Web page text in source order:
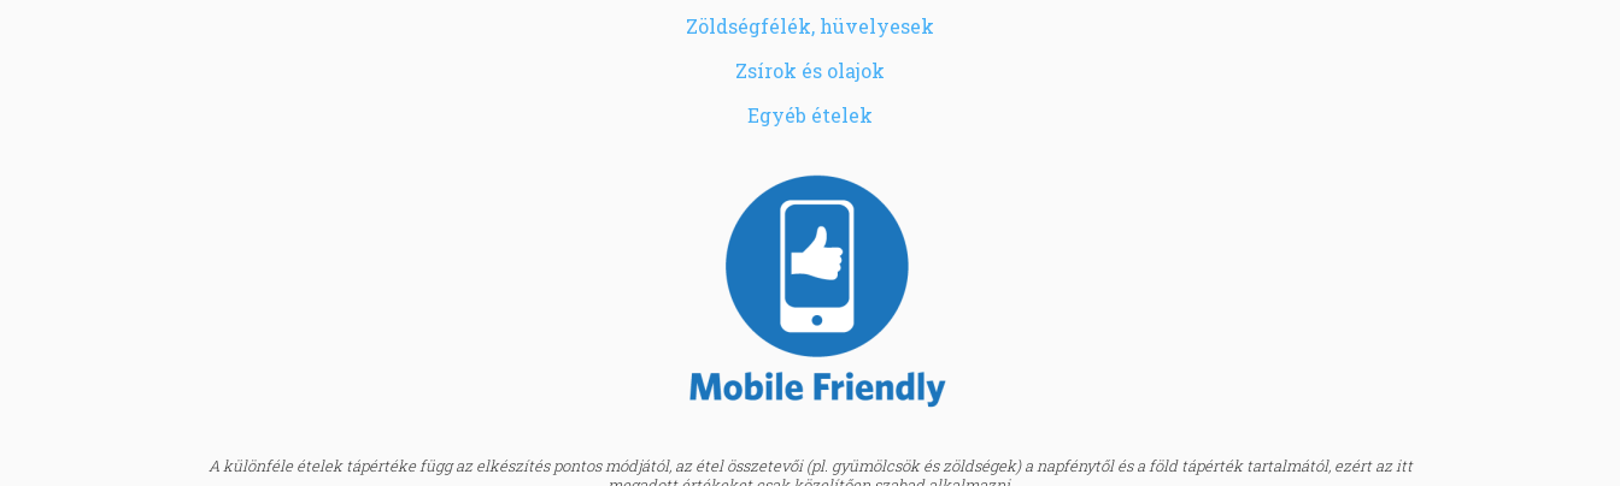
Zöldségfélék, hüvelyesek
Zsírok és olajok
Egyéb ételek
A különféle ételek tápértéke függ az elkészítés pontos módjától, az étel összetevői (pl. gyümölcsök és zöldségek) a napfénytől és a föld tápérték tartalmától, ezért az itt